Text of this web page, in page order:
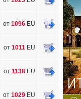
от 1096 EU
от 1011EU
от 1138EU
от 1029 EU